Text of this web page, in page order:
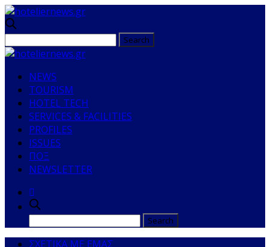
NEWS
TOURISM
HOTEL TECH
SERVICES & FACILITIES
PROFILES
ISSUES
ΠΟΞ
NEWSLETTER
ΣΧΕΤΙΚΑ ΜΕ ΕΜΑΣ